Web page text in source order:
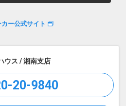
カー公式サイト
ウス / 湘南支店
20-9840